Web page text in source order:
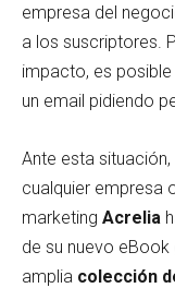
empresa del
a los suscriptores.
impacto, es
un email pidiendo
Ante esta
cualquier empresa
marketing Acrelia
de su nuevo
amplia colección